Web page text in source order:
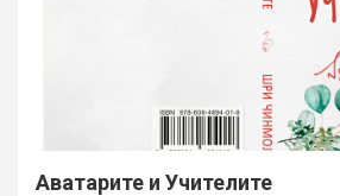
Аватарите и Учителите